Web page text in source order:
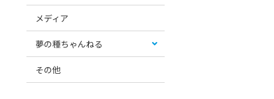
メディア
夢の種ちゃんねる
その他